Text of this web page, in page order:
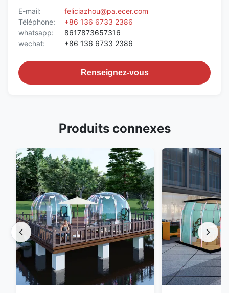
E-mail:
feliciazhou@pa.ecer.com
Téléphone:
+86 136 6733 2386
whatsapp:
8617873657316
wechat:
+86 136 6733 2386
Renseignez-vous
Produits connexes